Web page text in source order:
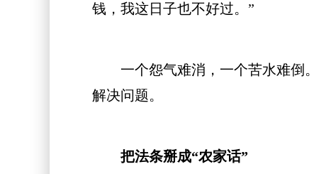
钱，我这日子也不好过。”
一个怨气难消，一个苦水难倒。
解决问题。
把法条掰成“农家话”